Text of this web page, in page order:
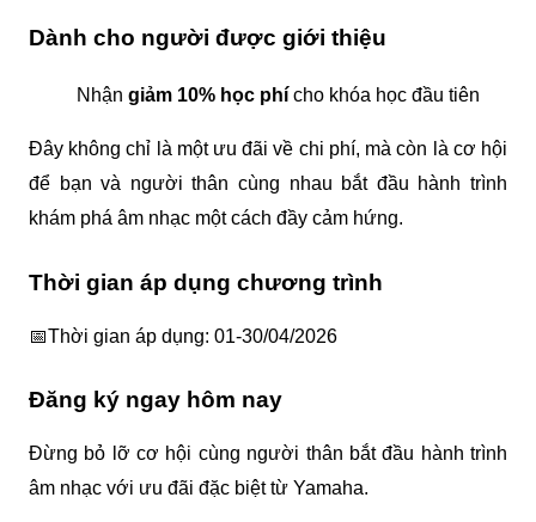
Dành cho người được giới thiệu
Nhận giảm 10% học phí cho khóa học đầu tiên
Đây không chỉ là một ưu đãi về chi phí, mà còn là cơ hội
để bạn và người thân cùng nhau bắt đầu hành trình
khám phá âm nhạc một cách đầy cảm hứng.
Thời gian áp dụng chương trình
📅Thời gian áp dụng: 01-30/04/2026
Đăng ký ngay hôm nay
Đừng bỏ lỡ cơ hội cùng người thân bắt đầu hành trình
âm nhạc với ưu đãi đặc biệt từ Yamaha.